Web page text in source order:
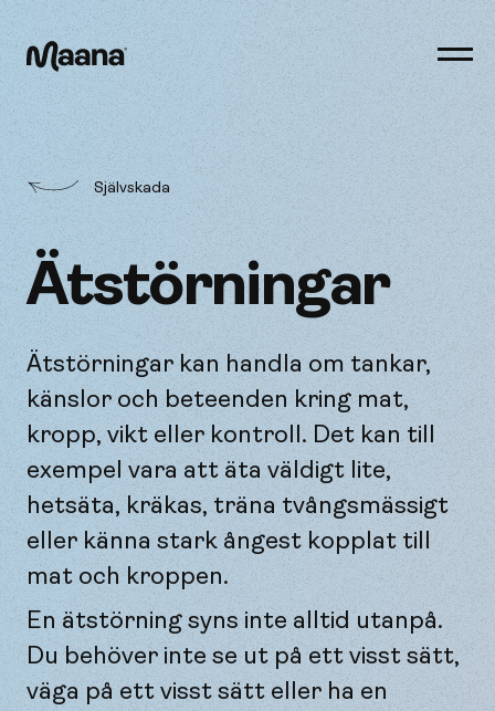
Självskada
Ätstörningar
Ätstörningar kan handla om tankar,
känslor och beteenden kring mat,
kropp, vikt eller kontroll. Det kan till
exempel vara att äta väldigt lite,
hetsäta, kräkas, träna tvångsmässigt
eller känna stark ångest kopplat till
mat och kroppen.
En ätstörning syns inte alltid utanpå.
Du behöver inte se ut på ett visst sätt,
väga på ett visst sätt eller ha en